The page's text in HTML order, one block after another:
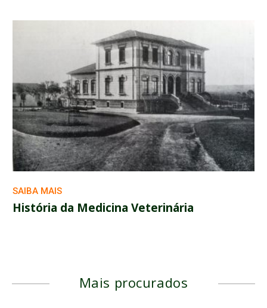
SAIBA MAIS
História da Medicina Veterinária
Mais procurados